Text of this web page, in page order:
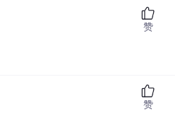
赞
赞